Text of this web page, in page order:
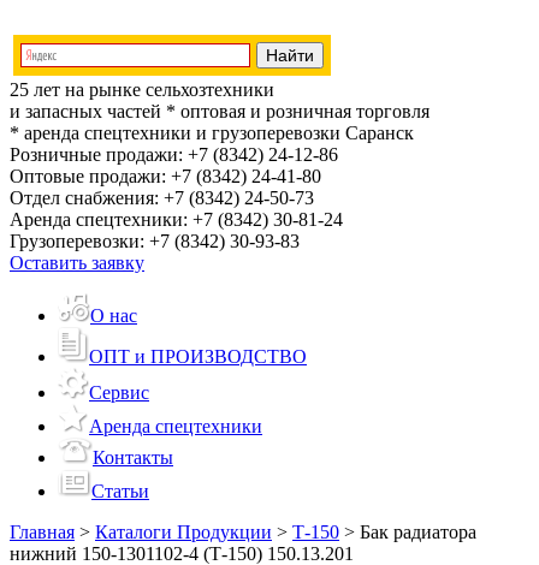
25 лет на рынке сельхозтехники
и запасных частей * оптовая и розничная торговля
* аренда спецтехники и грузоперевозки Саранск
Розничные продажи: +7 (8342) 24-12-86
Оптовые продажи: +7 (8342) 24-41-80
Отдел снабжения: +7 (8342) 24-50-73
Аренда спецтехники: +7 (8342) 30-81-24
Грузоперевозки: +7 (8342) 30-93-83
Оставить заявку
О нас
ОПТ и ПРОИЗВОДСТВО
Сервис
Аренда спецтехники
Контакты
Статьи
Главная > Каталоги Продукции > Т-150 > Бак радиатора
нижний 150-1301102-4 (Т-150) 150.13.201